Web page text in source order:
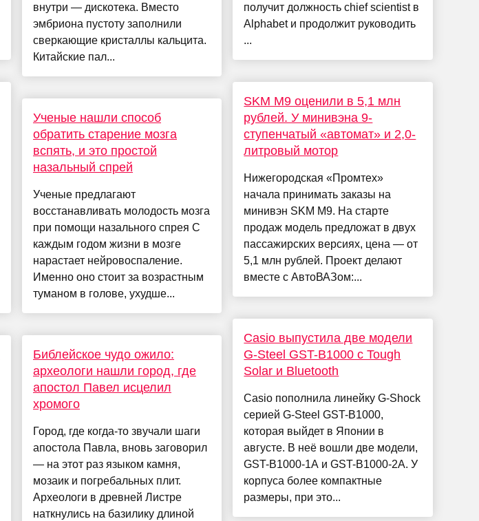
внутри — дискотека. Вместо
эмбриона пустоту заполнили
сверкающие кристаллы кальцита.
Китайские пал...
Ученые нашли способ
обратить старение мозга
вспять, и это простой
назальный спрей
Ученые предлагают
восстанавливать молодость мозга
при помощи назального спрея С
каждым годом жизни в мозге
нарастает нейровоспаление.
Именно оно стоит за возрастным
туманом в голове, ухудше...
Библейское чудо ожило:
археологи нашли город, где
апостол Павел исцелил
хромого
Город, где когда-то звучали шаги
апостола Павла, вновь заговорил
— на этот раз языком камня,
мозаик и погребальных плит.
Археологи в древней Листре
наткнулись на базилику длиной
получит должность chief scientist в
Alphabet и продолжит руководить
...
SKM M9 оценили в 5,1 млн
рублей. У минивэна 9-
ступенчатый «автомат» и 2,0-
литровый мотор
Нижегородская «Промтех»
начала принимать заказы на
минивэн SKM M9. На старте
продаж модель предложат в двух
пассажирских версиях, цена — от
5,1 млн рублей. Проект делают
вместе с АвтоВАЗом:...
Casio выпустила две модели
G-Steel GST-B1000 с Tough
Solar и Bluetooth
Casio пополнила линейку G-Shock
серией G-Steel GST-B1000,
которая выйдет в Японии в
августе. В неё вошли две модели,
GST-B1000-1A и GST-B1000-2A. У
корпуса более компактные
размеры, при это...